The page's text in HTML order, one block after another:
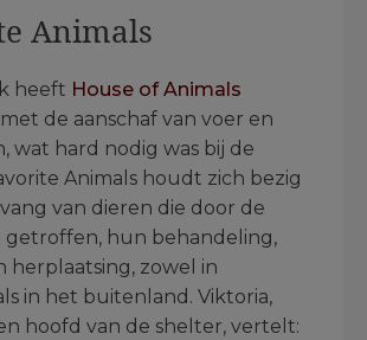
Animals
heeft House of Animals
de aanschaf van voer en
wat hard nodig was bij de
Animals houdt zich bezig
van dieren die door de
getroffen, hun behandeling,
herplaatsing, zowel in
in het buitenland. Viktoria,
hoofd van de shelter, vertelt: